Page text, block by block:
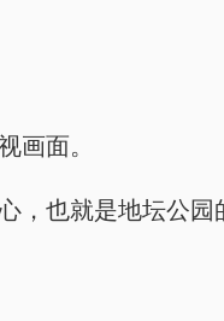
画面。
，也就是地坛公